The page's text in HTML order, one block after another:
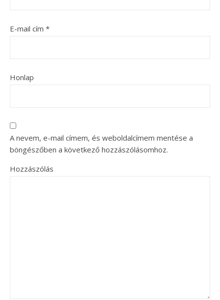
E-mail cím *
Honlap
A nevem, e-mail címem, és weboldalcímem mentése a
böngészőben a következő hozzászólásomhoz.
Hozzászólás